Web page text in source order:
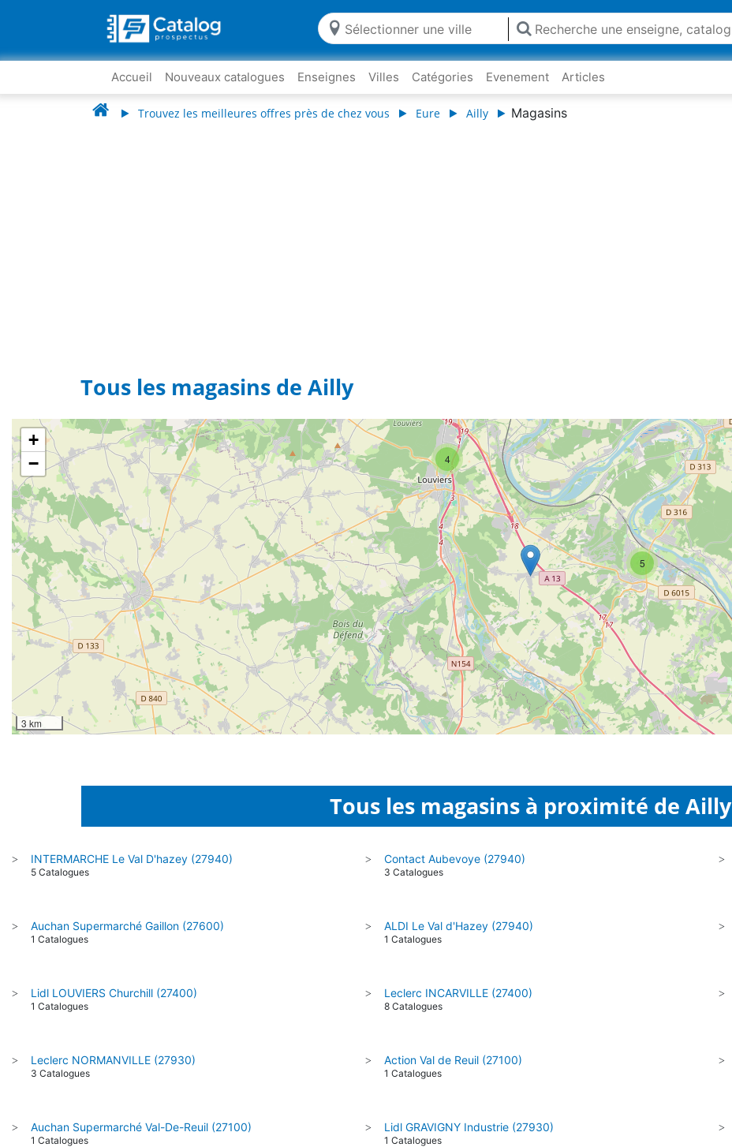
Accueil Nouveaux catalogues Enseignes Villes Catégories Evenement Articles
Trouvez les meilleures offres près de chez vous Eure Ailly Magasins
Tous les magasins de Ailly
2
9
4
5
+
−
3 km
Tous les magasins à proximité de Ailly
> INTERMARCHE Le Val D'hazey (27940)
5 Catalogues
> Contact Aubevoye (27940)
3 Catalogues
>
> Auchan Supermarché Gaillon (27600)
1 Catalogues
> ALDI Le Val d'Hazey (27940)
1 Catalogues
>
> Lidl LOUVIERS Churchill (27400)
1 Catalogues
> Leclerc INCARVILLE (27400)
8 Catalogues
>
> Leclerc NORMANVILLE (27930)
3 Catalogues
> Action Val de Reuil (27100)
1 Catalogues
>
> Auchan Supermarché Val-De-Reuil (27100)
1 Catalogues
> Lidl GRAVIGNY Industrie (27930)
1 Catalogues
>